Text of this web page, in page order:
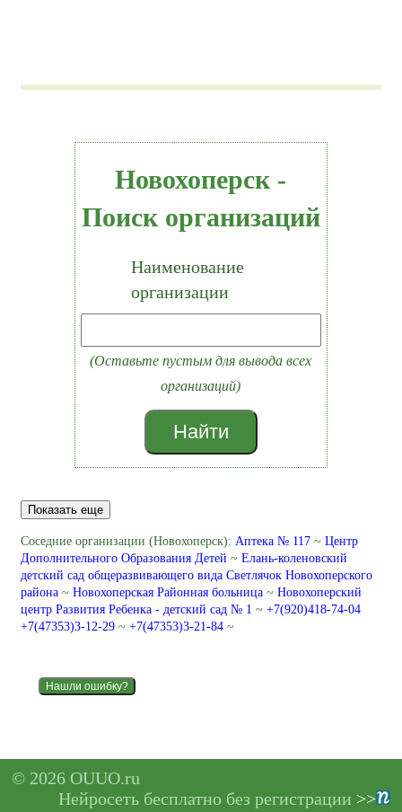
Новохоперск -
Поиск организаций
Наименование
организации
(Оставьте пустым для вывода всех
организаций)
Найти
Показать еще
Соседние организации (Новохоперск): Аптека № 117 ~Центр
Дополнительного Образования Детей ~Елань-коленовский
детский сад общеразвивающего вида Светлячок Новохоперского
района ~Новохоперская Районная больница ~Новохоперский
центр Развития Ребенка - детский сад № 1 ~+7(920)418-74-04
+7(47353)3-12-29~+7(47353)3-21-84~
Нашли ошибку?
© 2026 OUUO.ru
Нейросеть бесплатно без регистрации >>